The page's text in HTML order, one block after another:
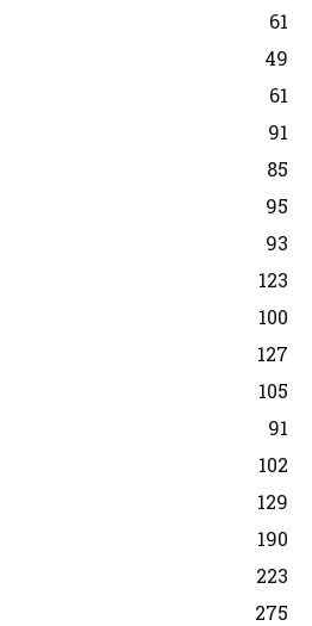
61
49
61
91
85
95
93
123
100
127
105
91
102
129
190
223
275